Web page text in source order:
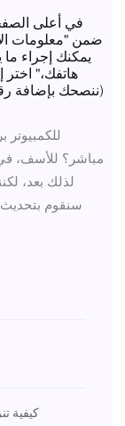
في أعلى
ضمن "معلومات
يمكنك إجراء
هاتفك،"
(ننصحك بإضافة
مباشر؟ للأسف،
لذلك بعد،
سنقوم
كيفية